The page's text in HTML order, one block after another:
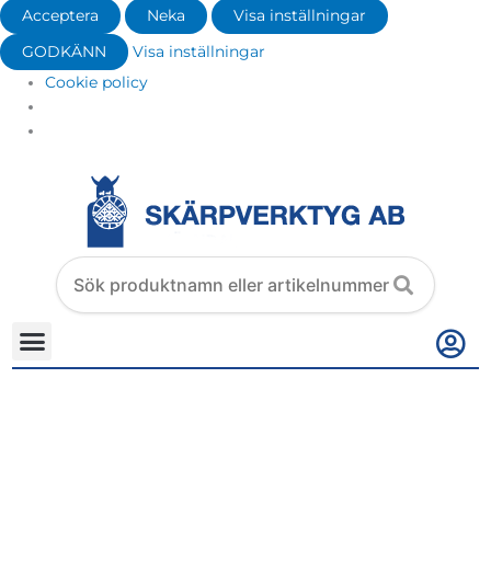
Acceptera Neka Visa inställningar
GODKÄNN
Visa inställningar
Cookie policy
Search
products